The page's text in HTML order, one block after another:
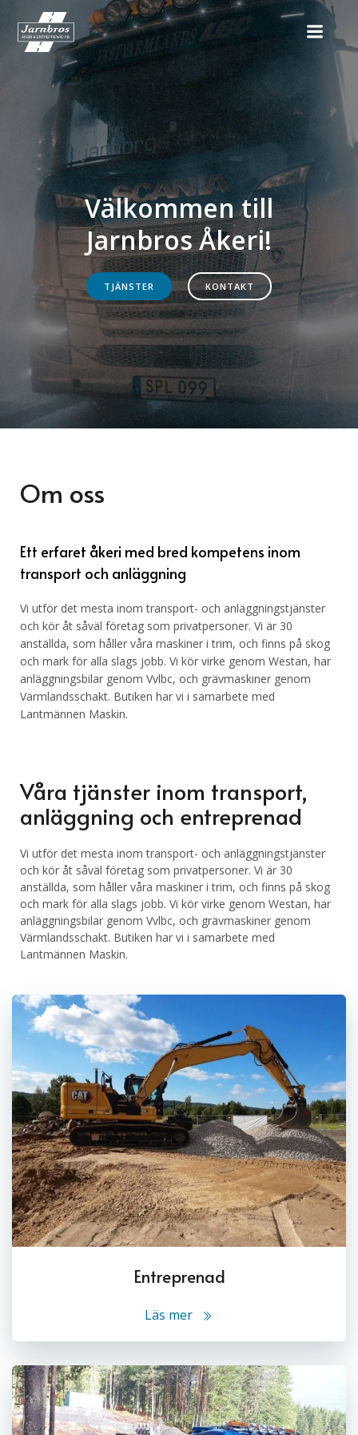
Välkommen till
Jarnbros Åkeri!
TJÄNSTER KONTAKT
Om oss
Ett erfaret åkeri med bred kompetens inom
transport och anläggning
Vi utför det mesta inom transport- och anläggningstjänster
och kör åt såväl företag som privatpersoner. Vi är 30
anställda, som håller våra maskiner i trim, och finns på skog
och mark för alla slags jobb. Vi kör virke genom Westan, har
anläggningsbilar genom Vvlbc, och grävmaskiner genom
Värmlandsschakt. Butiken har vi i samarbete med
Lantmännen Maskin.
Våra tjänster inom transport,
anläggning och entreprenad
Vi utför det mesta inom transport- och anläggningstjänster
och kör åt såväl företag som privatpersoner. Vi är 30
anställda, som håller våra maskiner i trim, och finns på skog
och mark för alla slags jobb. Vi kör virke genom Westan, har
anläggningsbilar genom Vvlbc, och grävmaskiner genom
Värmlandsschakt. Butiken har vi i samarbete med
Lantmännen Maskin.
Entreprenad
Läs mer